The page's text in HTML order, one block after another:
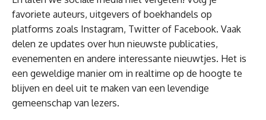
favoriete auteurs, uitgevers of boekhandels op
platforms zoals Instagram, Twitter of Facebook. Vaak
delen ze updates over hun nieuwste publicaties,
evenementen en andere interessante nieuwtjes. Het is
een geweldige manier om in realtime op de hoogte te
blijven en deel uit te maken van een levendige
gemeenschap van lezers.